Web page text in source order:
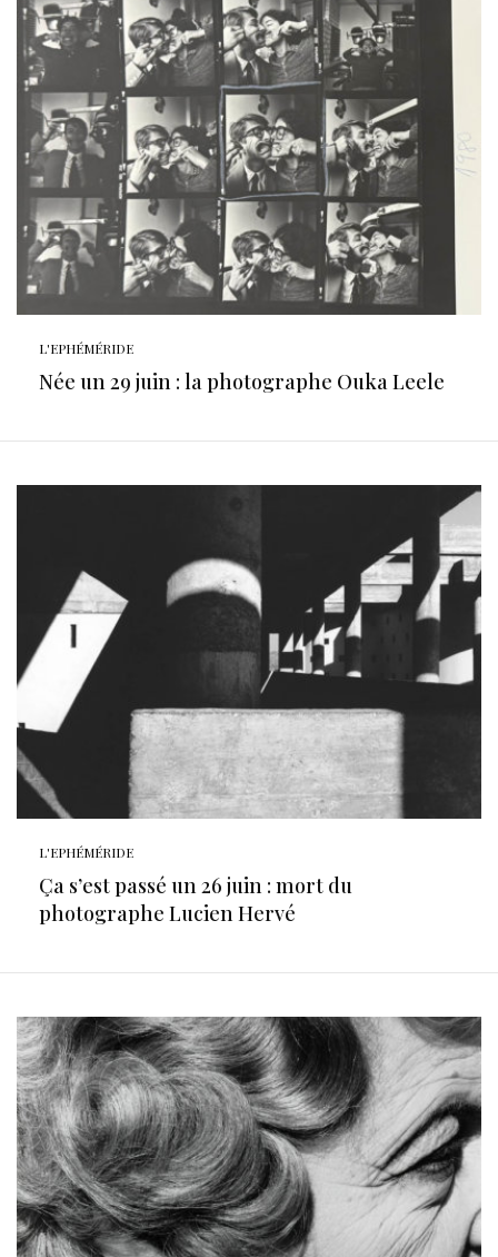
L'EPHÉMÉRIDE
Née un 29 juin : la photographe Ouka Leele
L'EPHÉMÉRIDE
Ça s’est passé un 26 juin : mort du
photographe Lucien Hervé